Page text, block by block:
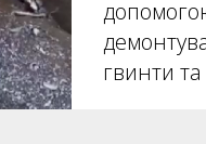
гвинти